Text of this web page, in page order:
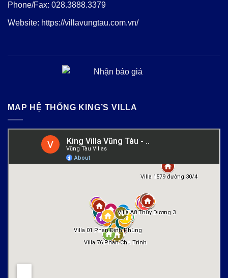
Phone/Fax: 028.3888.3379
Website: https://villavungtau.com.vn/
MAP HỆ THỐNG KING’S VILLA